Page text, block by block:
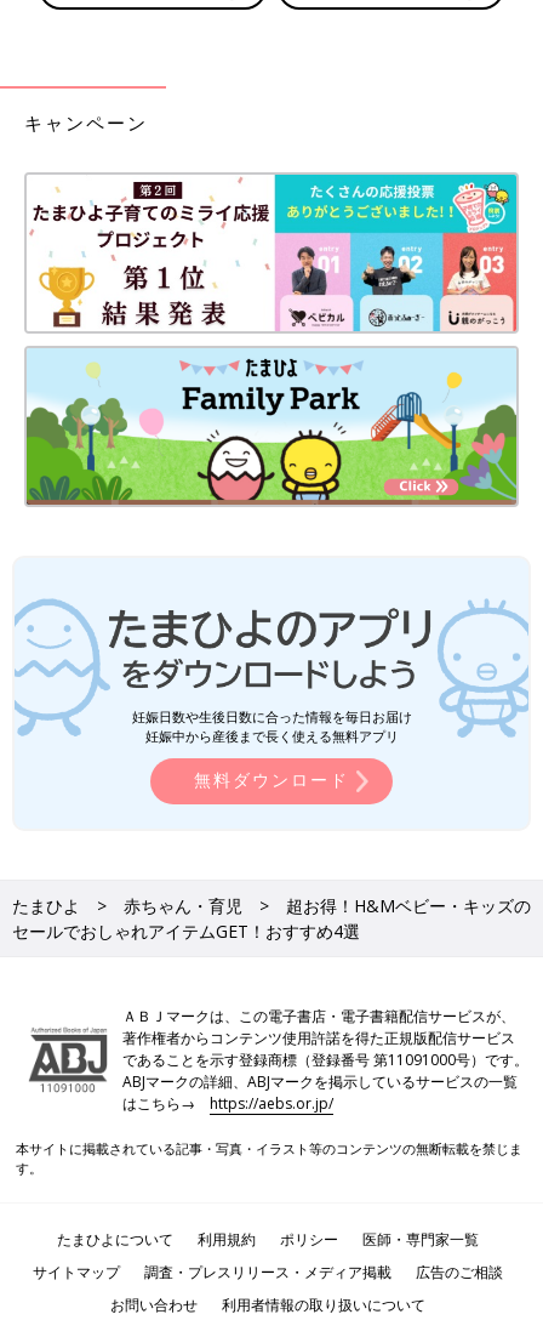
キャンペーン
妊娠日数や生後日数に合った情報を毎日お届け
妊娠中から産後まで長く使える無料アプリ
無料ダウンロード
たまひよ 赤ちゃん・育児
超お得！H&Mベビー・キッズの
セールでおしゃれアイテムGET！おすすめ4選
ＡＢＪマークは、この電子書店・電子書籍配信サービスが、
著作権者からコンテンツ使用許諾を得た正規版配信サービス
であることを示す登録商標（登録番号 第11091000号）です。
ABJマークの詳細、ABJマークを掲示しているサービスの一覧
はこちら→https://aebs.or.jp/
本サイトに掲載されている記事・写真・イラスト等のコンテンツの無断転載を禁じま
す。
たまひよについて 利用規約 ポリシー
医師・専門家一覧
サイトマップ
調査・プレスリリース・メディア掲載
広告のご相談
お問い合わせ
利用者情報の取り扱いについて